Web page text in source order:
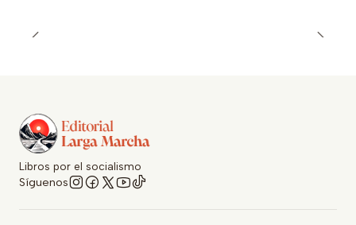
Libros por el socialismo
Síguenos